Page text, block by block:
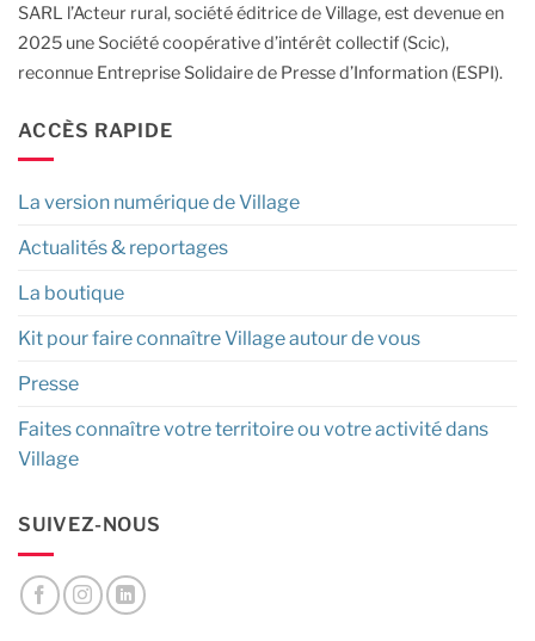
SARL l’Acteur rural, société éditrice de Village, est devenue en
2025 une Société coopérative d’intérêt collectif (Scic),
reconnue Entreprise Solidaire de Presse d’Information (ESPI).
ACCÈS RAPIDE
La version numérique de Village
Actualités & reportages
La boutique
Kit pour faire connaître Village autour de vous
Presse
Faites connaître votre territoire ou votre activité dans
Village
SUIVEZ-NOUS